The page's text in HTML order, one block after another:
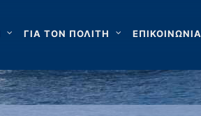
ΓΙΑ ΤΟΝ ΠΟΛΙΤΗ ΕΠΙΚΟΙΝΩΝΙΑ